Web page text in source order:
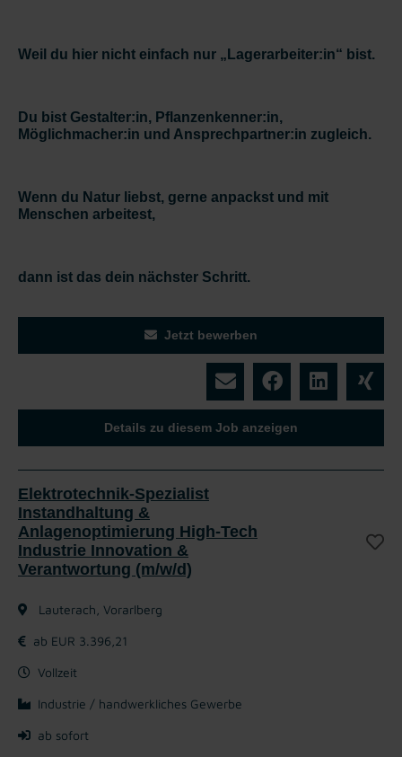
Weil du hier nicht einfach nur „Lagerarbeiter:in“ bist.
Du bist Gestalter:in, Pflanzenkenner:in,
Möglichmacher:in und Ansprechpartner:in zugleich.
Wenn du Natur liebst, gerne anpackst und mit
Menschen arbeitest,
dann ist das dein nächster Schritt.
Jetzt bewerben
Details zu diesem Job anzeigen
Elektrotechnik-Spezialist
Instandhaltung &
Anlagenoptimierung High-Tech
Industrie Innovation &
Verantwortung (m/w/d)
Lauterach, Vorarlberg
ab EUR 3.396,21
Vollzeit
Industrie / handwerkliches Gewerbe
ab sofort